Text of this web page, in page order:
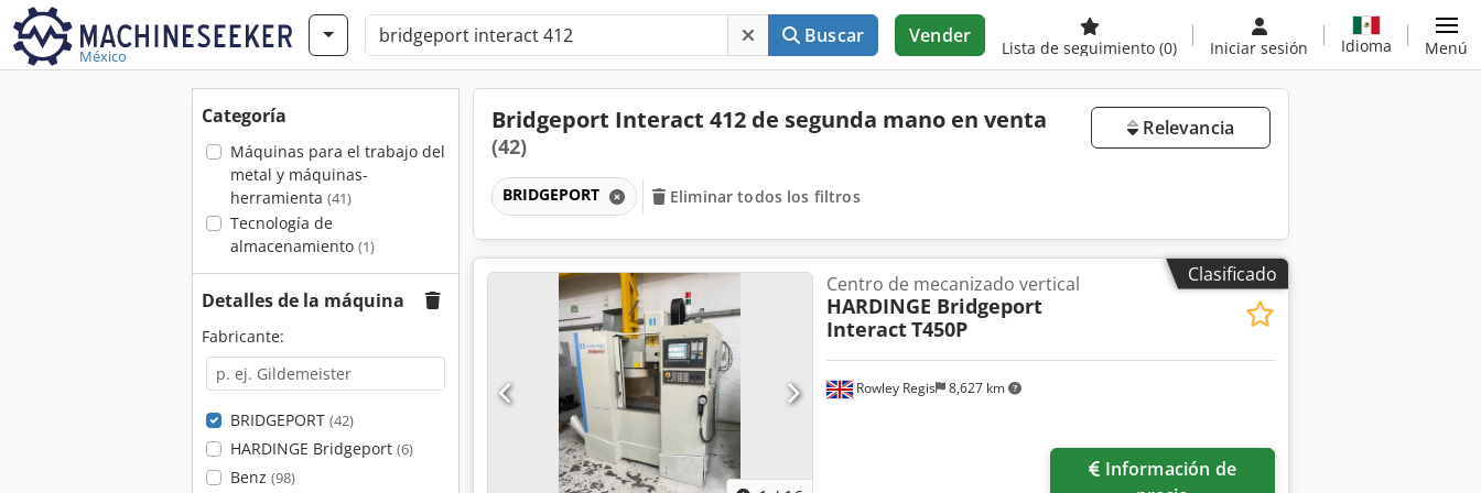
México
Buscar Vender
Lista de seguimiento (0) Iniciar sesión Idioma Menú
Categoría
Máquinas para el trabajo del
metal y máquinas-
herramienta (41)
Tecnología de
almacenamiento (1)
Detalles de la máquina
Fabricante:
BRIDGEPORT (42)
HARDINGE Bridgeport (6)
Benz (98)
Bridgeport Interact 412 de segunda mano en venta
(42)
Relevancia
BRIDGEPORT Eliminar todos los filtros
Clasificado
Rowley Regis 8,627 km
Centro de mecanizado vertical
HARDINGE Bridgeport
InteractT450P